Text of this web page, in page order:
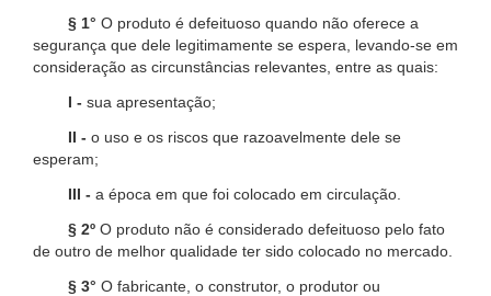
§ 1° O produto é defeituoso quando não oferece a
segurança que dele legitimamente se espera, levando-se em
consideração as circunstâncias relevantes, entre as quais:
I - sua apresentação;
II - o uso e os riscos que razoavelmente dele se
esperam;
III - a época em que foi colocado em circulação.
§ 2º O produto não é considerado defeituoso pelo fato
de outro de melhor qualidade ter sido colocado no mercado.
§ 3° O fabricante, o construtor, o produtor ou